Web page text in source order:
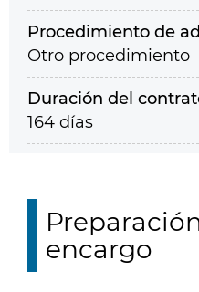
Procedimiento de
Otro procedimiento
Duración del
164 días
encargo